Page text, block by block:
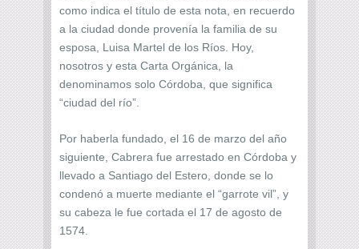
como indica el título de esta nota, en recuerdo
a la ciudad donde provenía la familia de su
esposa, Luisa Martel de los Ríos. Hoy,
nosotros y esta Carta Orgánica, la
denominamos solo Córdoba, que significa
“ciudad del río”.
Por haberla fundado, el 16 de marzo del año
siguiente, Cabrera fue arrestado en Córdoba y
llevado a Santiago del Estero, donde se lo
condenó a muerte mediante el “garrote vil”, y
su cabeza le fue cortada el 17 de agosto de
1574.